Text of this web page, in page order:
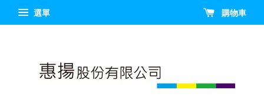
選單 購物車